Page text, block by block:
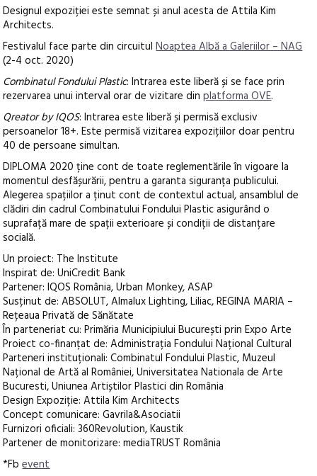
Designul expoziției este semnat și anul acesta de Attila Kim
Architects.
Festivalul face parte din circuitulNoaptea Albă a Galeriilor – NAG
(2-4 oct. 2020)
Combinatul Fondului Plastic: Intrarea este liberă și se face prin
rezervarea unui interval orar de vizitare dinplatforma OVE.
Qreator by IQOS: Intrarea este liberă și permisă exclusiv
persoanelor 18+. Este permisă vizitarea expozițiilor doar pentru
40 de persoane simultan.
DIPLOMA 2020 ține cont de toate reglementările în vigoare la
momentul desfășurării, pentru a garanta siguranța publicului.
Alegerea spațiilor a ținut cont de contextul actual, ansamblul de
clădiri din cadrul Combinatului Fondului Plastic asigurând o
suprafață mare de spații exterioare și condiții de distanțare
socială.
Un proiect: The Institute
Inspirat de: UniCredit Bank
Partener: IQOS România, Urban Monkey, ASAP
Susținut de: ABSOLUT, Almalux Lighting, Liliac, REGINA MARIA –
Rețeaua Privată de Sănătate
În parteneriat cu: Primăria Municipiului București prin Expo Arte
Proiect co-finanțat de: Administrația Fondului Național Cultural
Parteneri instituționali: Combinatul Fondului Plastic, Muzeul
Național de Artă al României, Universitatea Nationala de Arte
Bucuresti, Uniunea Artiștilor Plastici din România
Design Expoziție: Attila Kim Architects
Concept comunicare: Gavrila&Asociatii
Furnizori oficiali: 360Revolution, Kaustik
Partener de monitorizare: mediaTRUST România
*Fbevent